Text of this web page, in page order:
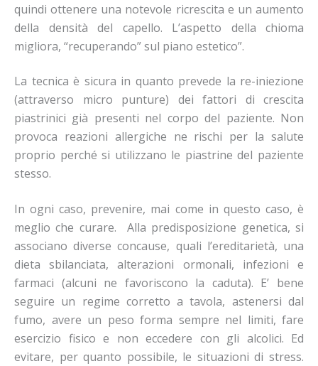
quindi ottenere una notevole ricrescita e un aumento
della densità del capello. L’aspetto della chioma
migliora, “recuperando” sul piano estetico”.
La tecnica è sicura in quanto prevede la re-iniezione
(attraverso micro punture) dei fattori di crescita
piastrinici già presenti nel corpo del paziente. Non
provoca reazioni allergiche ne rischi per la salute
proprio perché si utilizzano le piastrine del paziente
stesso.
In ogni caso, prevenire, mai come in questo caso, è
meglio che curare. Alla predisposizione genetica, si
associano diverse concause, quali l’ereditarietà, una
dieta sbilanciata, alterazioni ormonali, infezioni e
farmaci (alcuni ne favoriscono la caduta). E’ bene
seguire un regime corretto a tavola, astenersi dal
fumo, avere un peso forma sempre nel limiti, fare
esercizio fisico e non eccedere con gli alcolici. Ed
evitare, per quanto possibile, le situazioni di stress.